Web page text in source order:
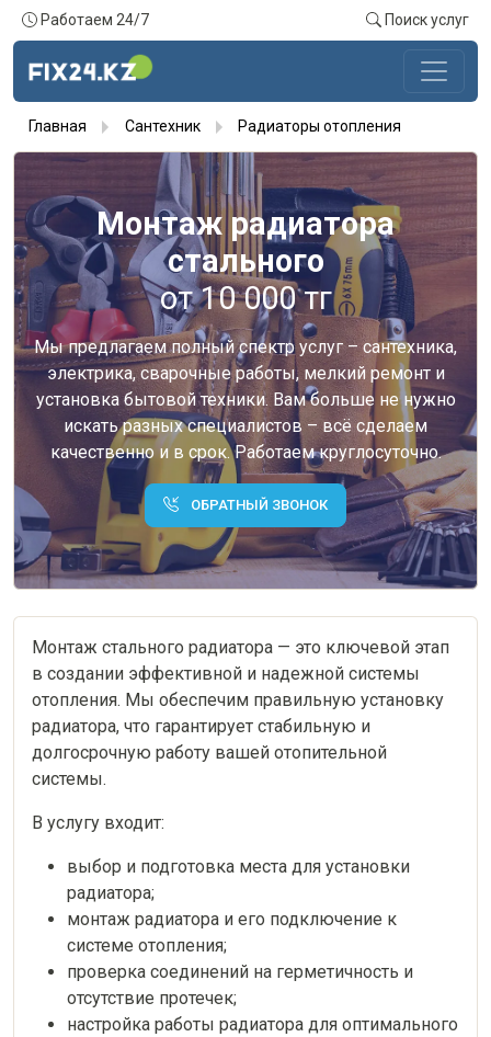
Работаем 24/7 Поиск услуг
Главная Сантехник Радиаторы отопления
Монтаж радиатора
стального
от 10 000 тг
Мы предлагаем полный спектр услуг – сантехника,
электрика, сварочные работы, мелкий ремонт и
установка бытовой техники. Вам больше не нужно
искать разных специалистов – всё сделаем
качественно и в срок. Работаем круглосуточно.
ОБРАТНЫЙ ЗВОНОК
Монтаж стального радиатора — это ключевой этап
в создании эффективной и надежной системы
отопления. Мы обеспечим правильную установку
радиатора, что гарантирует стабильную и
долгосрочную работу вашей отопительной
системы.
В услугу входит:
выбор и подготовка места для установки
радиатора;
монтаж радиатора и его подключение к
системе отопления;
проверка соединений на герметичность и
отсутствие протечек;
настройка работы радиатора для оптимального